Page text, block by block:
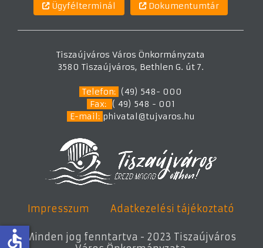
Ügyfélterminál Dokumentumtár
Tiszaújváros Város Önkormányzata
3580 Tiszaújváros, Bethlen G. út 7.
Telefon: (49) 548- 000
Fax: ( 49) 548 - 001
E-mail: phivatal@tujvaros.hu
Impresszum Adatkezelési tájékoztató
Minden jog fenntartva - 2023 Tiszaújváros
accessible